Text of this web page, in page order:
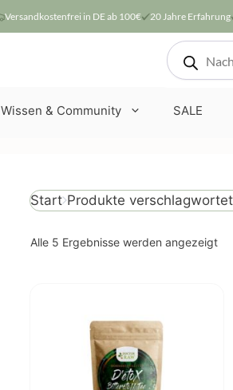
Versandkostenfrei in DE ab 100€ 20 Jahre Erfahrung
Products
search
Wissen & Community SALE
Start Produkte
Alle 5 Ergebnisse werden angezeigt